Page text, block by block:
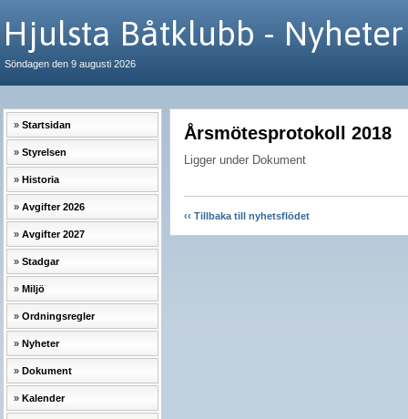
Hjulsta Båtklubb - Nyheter
Söndagen den 9 augusti 2026
Startsidan
Styrelsen
Historia
Avgifter 2026
Avgifter 2027
Stadgar
Miljö
Ordningsregler
Nyheter
Dokument
Kalender
Årsmötesprotokoll 2018
Ligger under Dokument
‹‹ Tillbaka till nyhetsflödet